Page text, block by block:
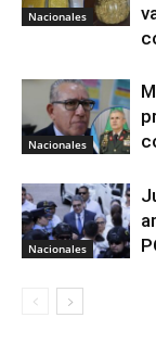
Nacionales
Nacionales
Nacionales